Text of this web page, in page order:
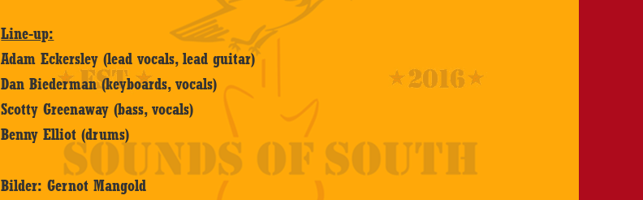
Line-up:
Adam Eckersley (lead vocals, lead guitar)
Dan Biederman (keyboards, vocals)
Scotty Greenaway (bass, vocals)
Benny Elliot (drums)
Bilder: Gernot Mangold